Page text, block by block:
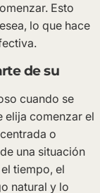
Esto
lo que hace
de su
cuando se
elija comenzar el
o
una situación
tiempo, el
natural y lo